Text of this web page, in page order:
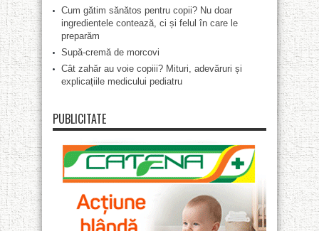
Cum gătim sănătos pentru copii? Nu doar
ingredientele contează, ci și felul în care le
preparăm
Supă-cremă de morcovi
Cât zahăr au voie copiii? Mituri, adevăruri și
explicațiile medicului pediatru
PUBLICITATE